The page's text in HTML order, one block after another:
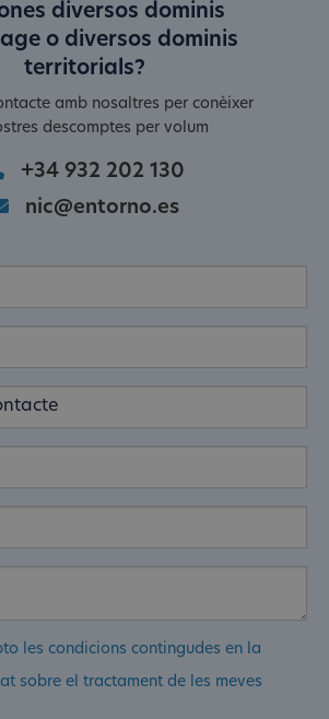
diversos dominis
o diversos dominis
territorials?
amb nosaltres per conèixer
descomptes per volum
+34 932 202 130
nic@entorno.es
les condicions contingudes en la
sobre el tractament de les meves